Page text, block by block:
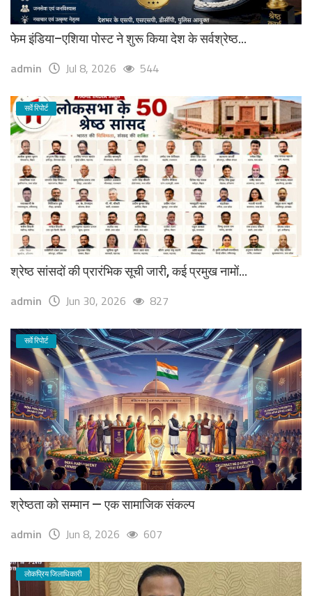
फेम इंडिया–एशिया पोस्ट ने शुरू किया देश के सर्वश्रेष्ठ...
admin Jul 8, 2026 544
सर्वे रिपोर्ट
श्रेष्ठ सांसदों की प्रारंभिक सूची जारी, कई प्रमुख नामों...
admin Jun 30, 2026 827
सर्वे रिपोर्ट
श्रेष्ठता को सम्मान — एक सामाजिक संकल्प
admin Jun 8, 2026 607
लोकप्रिय जिलाधिकारी